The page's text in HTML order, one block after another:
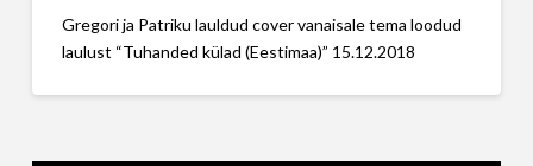
Gregori ja Patriku lauldud cover vanaisale tema loodud
laulust “Tuhanded külad (Eestimaa)” 15.12.2018